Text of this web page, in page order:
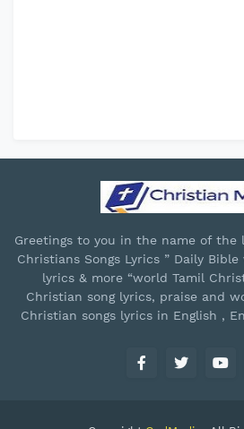
Greetings to you in the name of the
Christians Songs Lyrics ” Daily
lyrics & more “world Tamil
Christian song lyrics, praise and
Christian songs lyrics in English ,